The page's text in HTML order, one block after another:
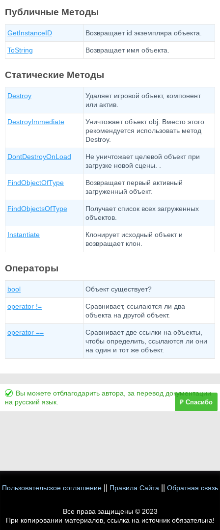
Публичные Методы
GetInstanceID Возвращает id экземпляра объекта.
ToString Возвращает имя объекта.
Статические Методы
Destroy
Удаляет игровой объект, компонент
или актив.
DestroyImmediate
Уничтожает объект obj. Вместо этого
рекомендуется использовать метод
Destroy.
DontDestroyOnLoad
Не уничтожает целевой объект при
загрузке новой сцены. .
FindObjectOfType
Возвращает первый активный
загруженный объект.
FindObjectsOfType
Получает список всех загруженных
объектов.
Instantiate
Клонирует исходный объект и
возвращает клон.
Операторы
bool Объект существует?
operator !=
Сравнивает, ссылаются ли два
объекта на другой объект.
operator ==
Сравнивает две ссылки на объекты,
чтобы определить, ссылаются ли они
на один и тот же объект.
Вы можете отблагодарить автора, за перевод документации
на русский язык.
₽ Спасибо
Пользовательское соглашение Правила Сайта Обратная связь
Все права защищены © 2023
При копировании материалов, ссылка на источник обязательна!